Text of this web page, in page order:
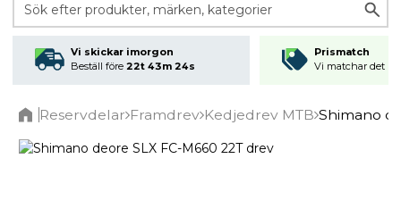
Sök efter produkter, märken, kategorier
Vi skickar imorgon
Beställ före 22t 43m 24s
Prismatch
Vi matchar det
Reservdelar Framdrev Kedjedrev MTB Shimano